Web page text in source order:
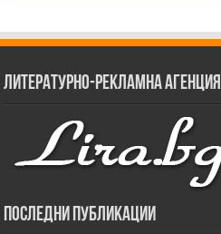
Литературно-рекламна агенция
Последни публикации